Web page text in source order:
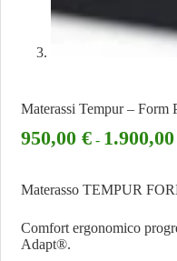
Materassi Tempur – Form
950,00€ -
Materasso TEMPUR
Comfort ergonomico
Adapt®.